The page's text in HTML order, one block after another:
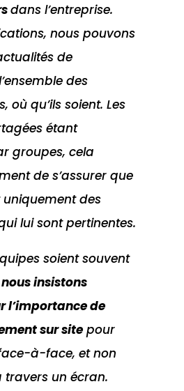
dans l’entreprise.
nous pouvons
de
des
où qu’ils soient. Les
étant
groupes, cela
de s’assurer que
des
lui sont pertinentes.
soient souvent
nous insistons
l’importance de
sur sitepour
à-face, et non
travers un écran.